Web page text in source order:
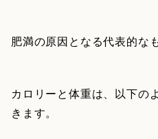
肥満の原因となる代表的な
カロリーと体重は、以下の
きます。